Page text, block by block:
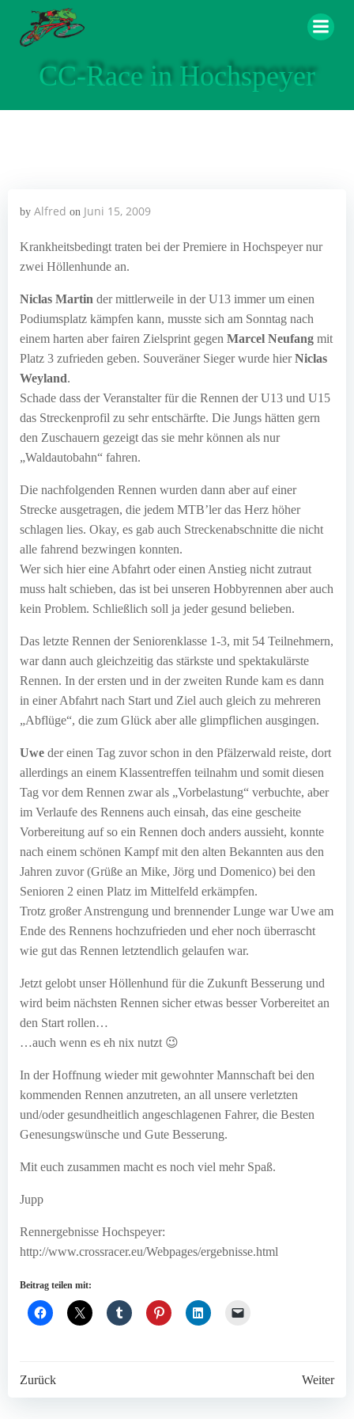
CC-Race in Hochspeyer
by Alfred on Juni 15, 2009
Krankheitsbedingt traten bei der Premiere in Hochspeyer nur
zwei Höllenhunde an.
Niclas Martin der mittlerweile in der U13 immer um einen
Podiumsplatz kämpfen kann, musste sich am Sonntag nach
einem harten aber fairen Zielsprint gegen Marcel Neufang mit
Platz 3 zufrieden geben. Souveräner Sieger wurde hierNiclas
Weyland.
Schade dass der Veranstalter für die Rennen der U13 und U15
das Streckenprofil zu sehr entschärfte. Die Jungs hätten gern
den Zuschauern gezeigt das sie mehr können als nur
„Waldautobahn“ fahren.
Die nachfolgenden Rennen wurden dann aber auf einer
Strecke ausgetragen, die jedem MTB’ler das Herz höher
schlagen lies. Okay, es gab auch Streckenabschnitte die nicht
alle fahrend bezwingen konnten.
Wer sich hier eine Abfahrt oder einen Anstieg nicht zutraut
muss halt schieben, das ist bei unseren Hobbyrennen aber auch
kein Problem. Schließlich soll ja jeder gesund belieben.
Das letzte Rennen der Seniorenklasse 1-3, mit 54 Teilnehmern,
war dann auch gleichzeitig das stärkste und spektakulärste
Rennen. In der ersten und in der zweiten Runde kam es dann
in einer Abfahrt nach Start und Ziel auch gleich zu mehreren
„Abflüge“, die zum Glück aber alle glimpflichen ausgingen.
Uwe der einen Tag zuvor schon in den Pfälzerwald reiste, dort
allerdings an einem Klassentreffen teilnahm und somit diesen
Tag vor dem Rennen zwar als „Vorbelastung“ verbuchte, aber
im Verlaufe des Rennens auch einsah, das eine gescheite
Vorbereitung auf so ein Rennen doch anders aussieht, konnte
nach einem schönen Kampf mit den alten Bekannten aus den
Jahren zuvor (Grüße an Mike, Jörg und Domenico) bei den
Senioren 2 einen Platz im Mittelfeld erkämpfen.
Trotz großer Anstrengung und brennender Lunge war Uwe am
Ende des Rennens hochzufrieden und eher noch überrascht
wie gut das Rennen letztendlich gelaufen war.
Jetzt gelobt unser Höllenhund für die Zukunft Besserung und
wird beim nächsten Rennen sicher etwas besser Vorbereitet an
den Start rollen…
…auch wenn es eh nix nutzt 😉
In der Hoffnung wieder mit gewohnter Mannschaft bei den
kommenden Rennen anzutreten, an all unsere verletzten
und/oder gesundheitlich angeschlagenen Fahrer, die Besten
Genesungswünsche und Gute Besserung.
Mit euch zusammen macht es noch viel mehr Spaß.
Jupp
Rennergebnisse Hochspeyer:
http://www.crossracer.eu/Webpages/ergebnisse.html
Beitrag teilen mit:
Post
Zurück
Post
Weiter